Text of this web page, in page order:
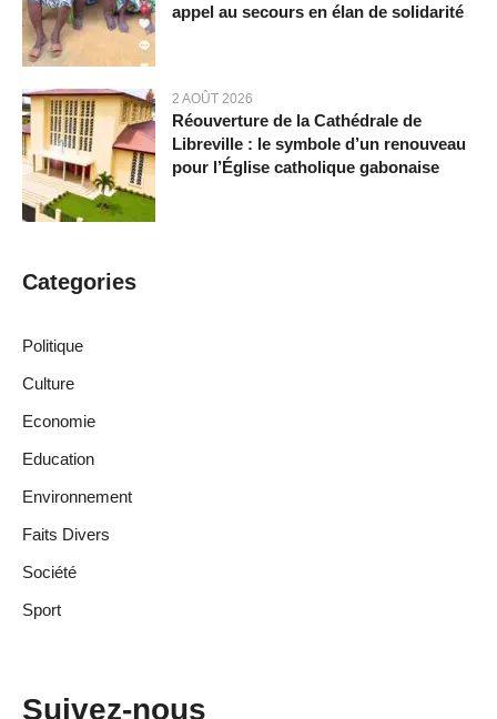
appel au secours en élan de solidarité
2 AOÛT 2026
Réouverture de la Cathédrale de
Libreville : le symbole d’un renouveau
pour l’Église catholique gabonaise
Categories
Politique
Culture
Economie
Education
Environnement
Faits Divers
Société
Sport
Suivez-nous